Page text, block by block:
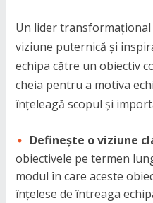
Un lider transformațional
viziune puternică și
echipa către un obiectiv
cheia pentru a motiva
înțeleagă scopul și
Definește o viziune
obiectivele pe termen
modul în care aceste
înțelese de întreaga